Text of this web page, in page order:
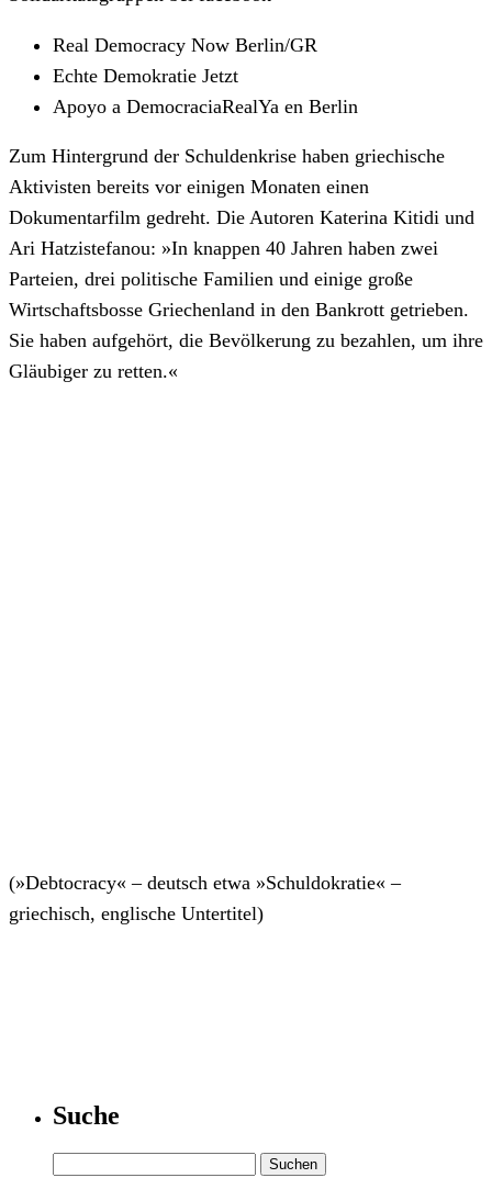
Real Democracy Now Berlin/GR
Echte Demokratie Jetzt
Apoyo a DemocraciaRealYa en Berlin
Zum Hintergrund der Schuldenkrise haben griechische
Aktivisten bereits vor einigen Monaten einen
Dokumentarfilm gedreht. Die Autoren Katerina Kitidi und
Ari Hatzistefanou: »In knappen 40 Jahren haben zwei
Parteien, drei politische Familien und einige große
Wirtschaftsbosse Griechenland in den Bankrott getrieben.
Sie haben aufgehört, die Bevölkerung zu bezahlen, um ihre
Gläubiger zu retten.«
(»Debtocracy« – deutsch etwa »Schuldokratie« –
griechisch, englische Untertitel)
Suche
nach: